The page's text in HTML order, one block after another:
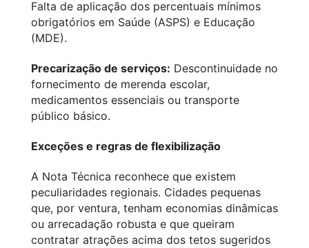
Falta de aplicação dos percentuais mínimos
obrigatórios em Saúde (ASPS) e Educação
(MDE).
Precarização de serviços: Descontinuidade no
fornecimento de merenda escolar,
medicamentos essenciais ou transporte
público básico.
Exceções e regras de flexibilização
A Nota Técnica reconhece que existem
peculiaridades regionais. Cidades pequenas
que, por ventura, tenham economias dinâmicas
ou arrecadação robusta e que queiram
contratar atrações acima dos tetos sugeridos